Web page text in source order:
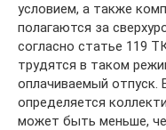
условием, а также
полагаются за
согласно статье 119
трудятся в таком
оплачиваемый отпуск.
определяется
может быть меньше,